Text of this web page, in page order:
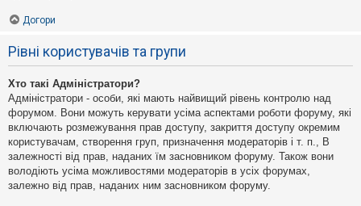
Догори
Рівні користувачів та групи
Хто такі Адміністратори?
Адміністратори - особи, які мають найвищий рівень контролю над
форумом. Вони можуть керувати усіма аспектами роботи форуму, які
включають розмежування прав доступу, закриття доступу окремим
користувачам, створення груп, призначення модераторів і т. п., В
залежності від прав, наданих їм засновником форуму. Також вони
володіють усіма можливостями модераторів в усіх форумах,
залежно від прав, наданих ним засновником форуму.